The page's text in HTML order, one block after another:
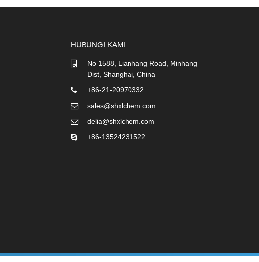
HUBUNGI KAMI
No 1588, Lianhang Road, Minhang
Dist, Shanghai, China
+86-21-20970332
sales@shxlchem.com
delia@shxlchem.com
+86-13524231522